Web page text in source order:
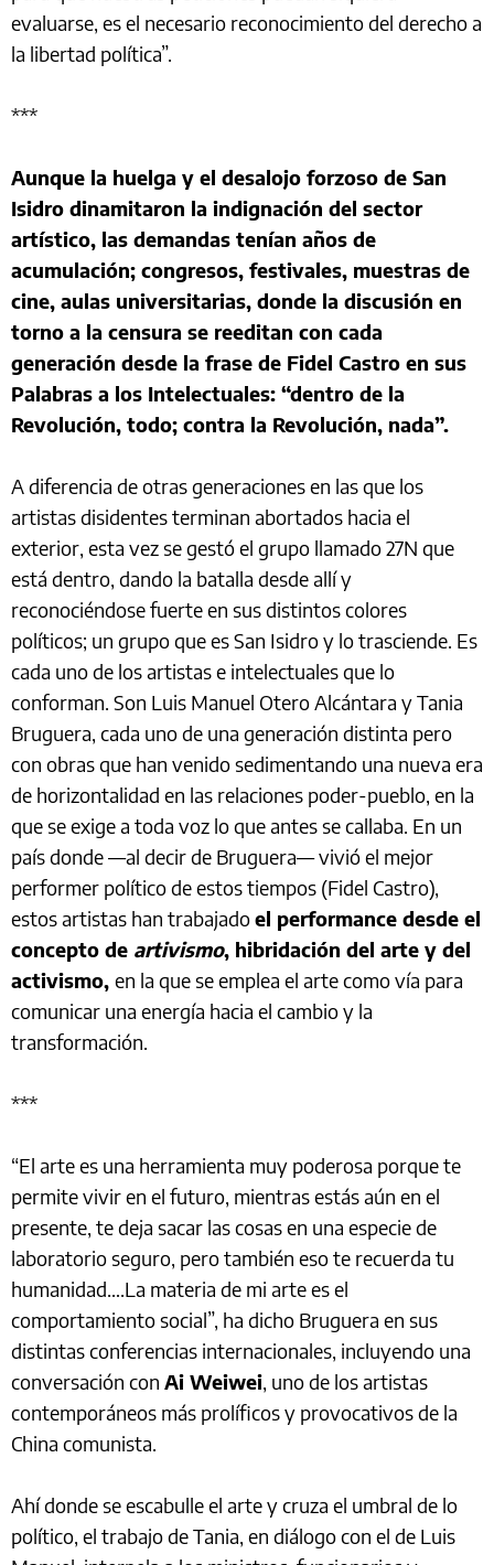
evaluarse, es el necesario reconocimiento del derecho a
la libertad política”.
***
Aunque la huelga y el desalojo forzoso de San
Isidro dinamitaron la indignación del sector
artístico, las demandas tenían años de
acumulación; congresos, festivales, muestras de
cine, aulas universitarias, donde la discusión en
torno a la censura se reeditan con cada
generación desde la frase de Fidel Castro en sus
Palabras a los Intelectuales: “dentro de la
Revolución, todo; contra la Revolución, nada”.
A diferencia de otras generaciones en las que los
artistas disidentes terminan abortados hacia el
exterior, esta vez se gestó el grupo llamado 27N que
está dentro, dando la batalla desde allí y
reconociéndose fuerte en sus distintos colores
políticos; un grupo que es San Isidro y lo trasciende. Es
cada uno de los artistas e intelectuales que lo
conforman. Son Luis Manuel Otero Alcántara y Tania
Bruguera, cada uno de una generación distinta pero
con obras que han venido sedimentando una nueva era
de horizontalidad en las relaciones poder-pueblo, en la
que se exige a toda voz lo que antes se callaba. En un
país donde —al decir de Bruguera— vivió el mejor
performer político de estos tiempos (Fidel Castro),
estos artistas han trabajadoel performance desde el
concepto de artivismo, hibridación del arte y del
activismo, en la que se emplea el arte como vía para
comunicar una energía hacia el cambio y la
transformación.
***
“El arte es una herramienta muy poderosa porque te
permite vivir en el futuro, mientras estás aún en el
presente, te deja sacar las cosas en una especie de
laboratorio seguro, pero también eso te recuerda tu
humanidad….La materia de mi arte es el
comportamiento social”, ha dicho Bruguera en sus
distintas conferencias internacionales, incluyendo una
conversación con Ai Weiwei, uno de los artistas
contemporáneos más prolíficos y provocativos de la
China comunista.
Ahí donde se escabulle el arte y cruza el umbral de lo
político, el trabajo de Tania, en diálogo con el de Luis